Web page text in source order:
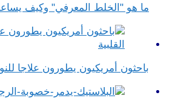
ما هو "الخلط المعرفي" وكيف
باحثون أمريكيون يطورون علاجا